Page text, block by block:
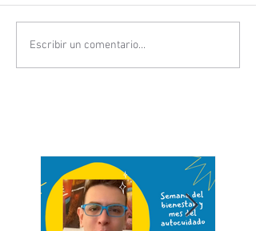
Escribir un comentario...